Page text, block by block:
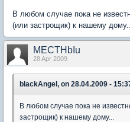
В любом случае пока не
(или застрощик) к нашему дому...
MECTHbIu
28 Apr 2009
blackAngel, on 28.04.2009 -
В любом случае пока не
застрощик) к нашему дому...